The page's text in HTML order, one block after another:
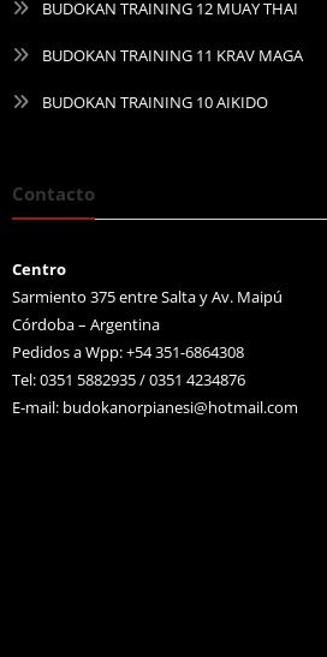
BUDOKAN TRAINING 12 MUAY THAI
BUDOKAN TRAINING 11 KRAV MAGA
BUDOKAN TRAINING 10 AIKIDO
Contacto
Centro
Sarmiento 375 entre Salta y Av. Maipú
Córdoba – Argentina
Pedidos a Wpp: +54 351-6864308
Tel: 0351 5882935 / 0351 4234876
E-mail: budokanorpianesi@hotmail.com